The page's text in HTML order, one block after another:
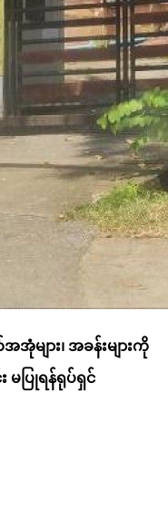
များ၊ အခန်းများကို
မပြုရန်ရုပ်ရှင်